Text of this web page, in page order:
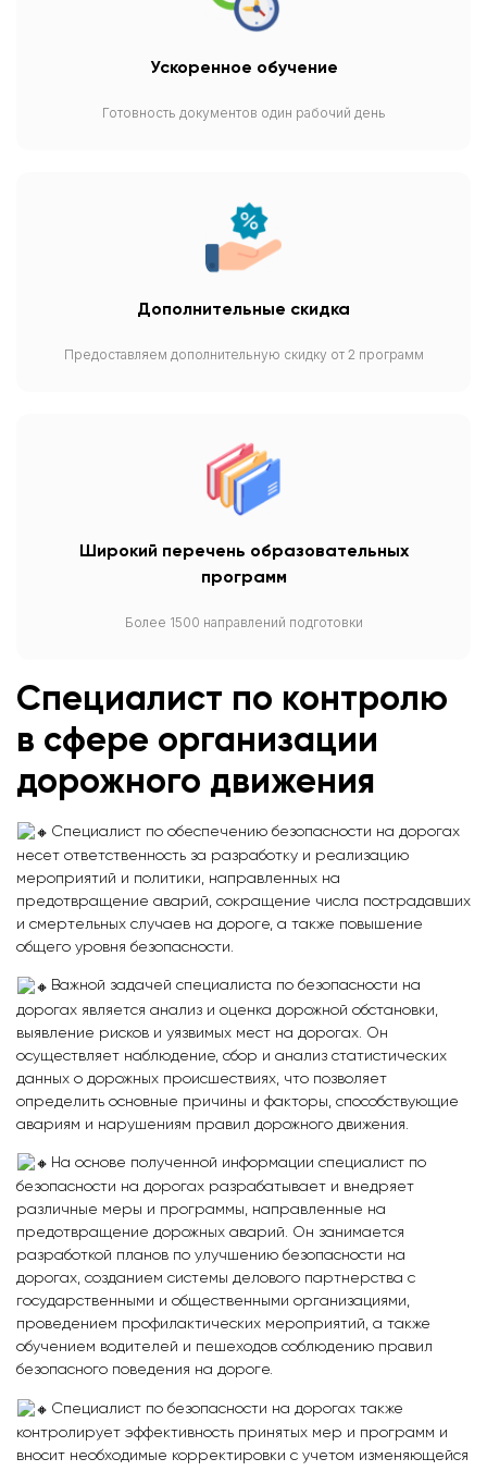
Ускоренное обучение
Готовность документов один рабочий день
Дополнительные скидка
Предоставляем дополнительную скидку от 2 программ
Широкий перечень образовательных
программ
Более 1500 направлений подготовки
Специалист по контролю
в сфере организации
дорожного движения
Специалист по обеспечению безопасности на дорогах
несет ответственность за разработку и реализацию
мероприятий и политики, направленных на
предотвращение аварий, сокращение числа пострадавших
и смертельных случаев на дороге, а также повышение
общего уровня безопасности.
Важной задачей специалиста по безопасности на
дорогах является анализ и оценка дорожной обстановки,
выявление рисков и уязвимых мест на дорогах. Он
осуществляет наблюдение, сбор и анализ статистических
данных о дорожных происшествиях, что позволяет
определить основные причины и факторы, способствующие
авариям и нарушениям правил дорожного движения.
На основе полученной информации специалист по
безопасности на дорогах разрабатывает и внедряет
различные меры и программы, направленные на
предотвращение дорожных аварий. Он занимается
разработкой планов по улучшению безопасности на
дорогах, созданием системы делового партнерства с
государственными и общественными организациями,
проведением профилактических мероприятий, а также
обучением водителей и пешеходов соблюдению правил
безопасного поведения на дороге.
Специалистпо безопасности на дорогах также
контролирует эффективность принятых мер и программ и
вносит необходимые корректировки с учетом изменяющейся